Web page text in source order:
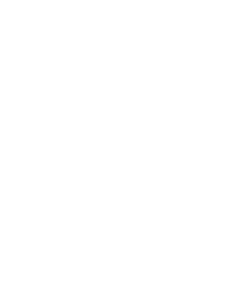
oder -dateien
der folgenden
oder
einführen oder
Änderungen;
bei der Art von